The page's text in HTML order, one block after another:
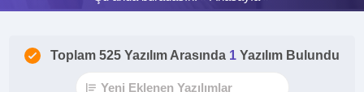
Toplam 525 Yazılım Arasında 1 Yazılım Bulundu